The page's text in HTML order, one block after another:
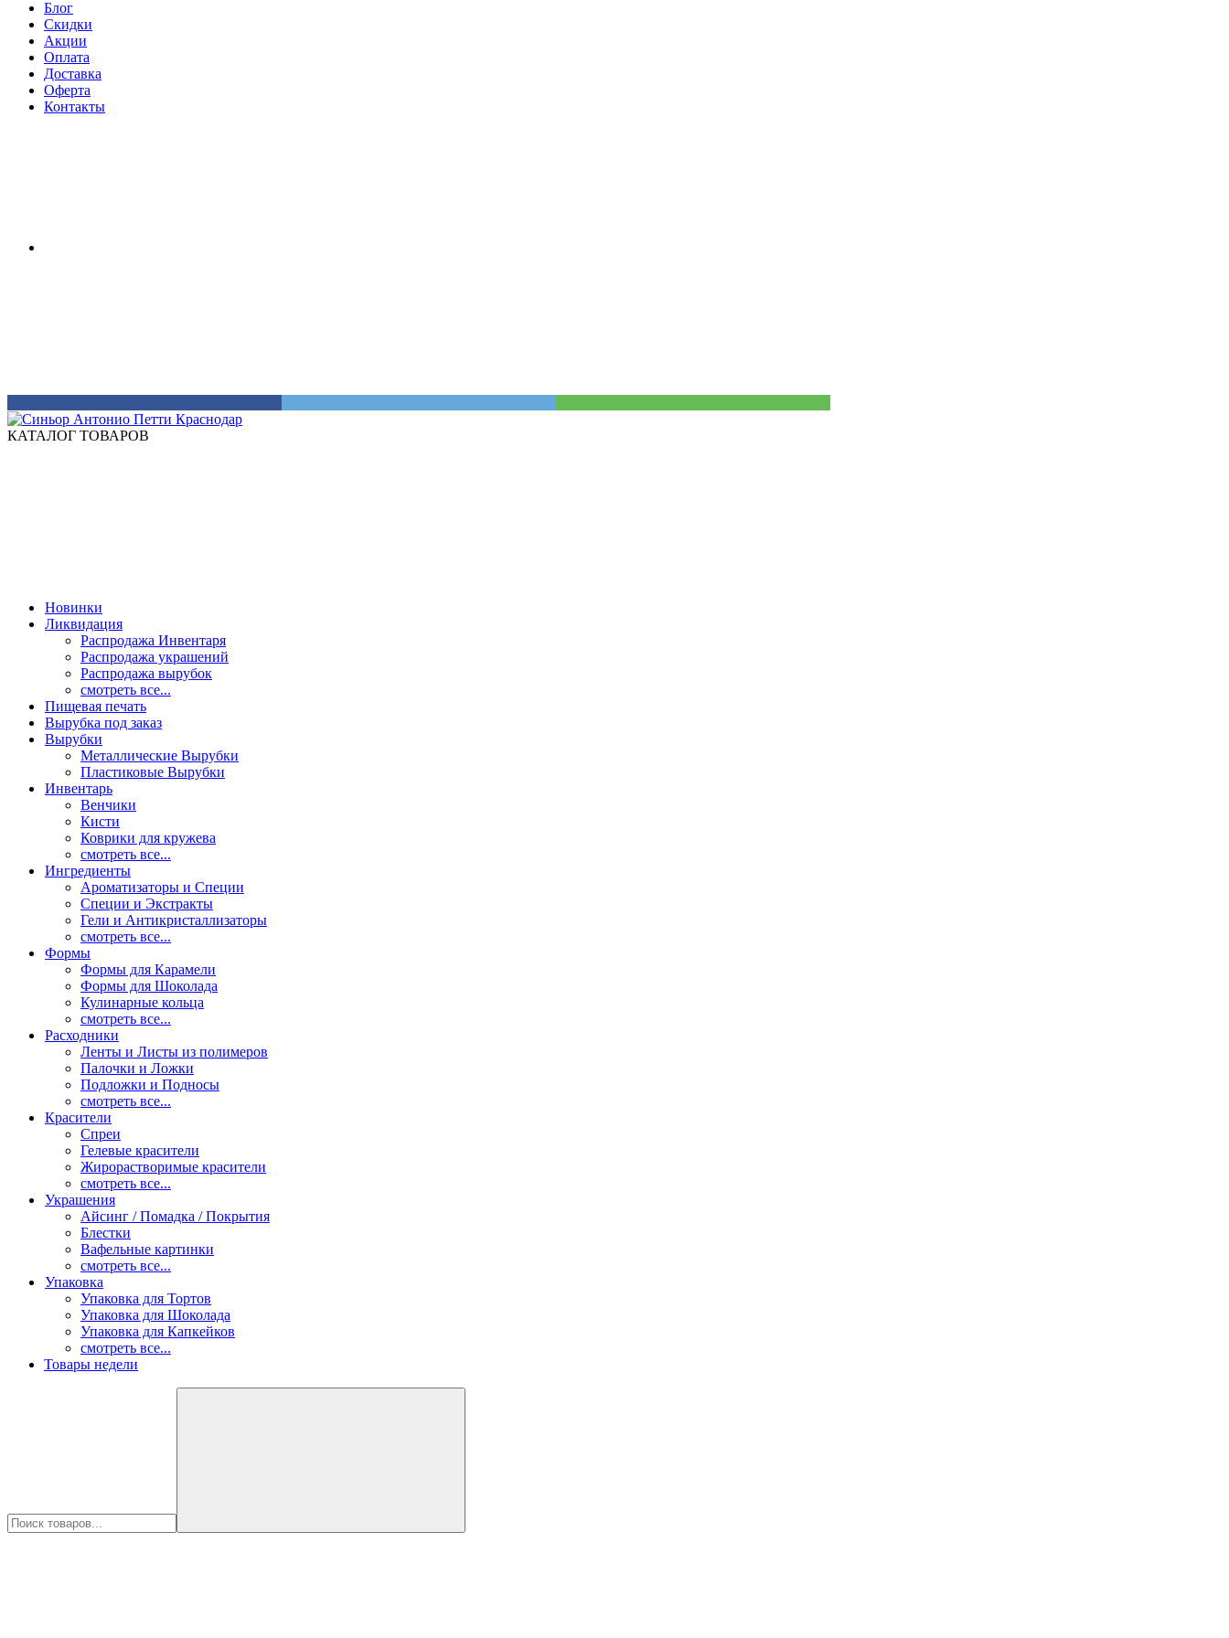
Блог
Скидки
Акции
Оплата
Доставка
Оферта
Контакты
КАТАЛОГ ТОВАРОВ
Новинки
Ликвидация
Распродажа Инвентаря
Распродажа украшений
Распродажа вырубок
смотреть все...
Пищевая печать
Вырубка под заказ
Вырубки
Металлические Вырубки
Пластиковые Вырубки
Инвентарь
Венчики
Кисти
Коврики для кружева
смотреть все...
Ингредиенты
Ароматизаторы и Специи
Специи и Экстракты
Гели и Антикристаллизаторы
смотреть все...
Формы
Формы для Карамели
Формы для Шоколада
Кулинарные кольца
смотреть все...
Расходники
Ленты и Листы из полимеров
Палочки и Ложки
Подложки и Подносы
смотреть все...
Красители
Спреи
Гелевые красители
Жирорастворимые красители
смотреть все...
Украшения
Айсинг / Помадка / Покрытия
Блестки
Вафельные картинки
смотреть все...
Упаковка
Упаковка для Тортов
Упаковка для Шоколада
Упаковка для Капкейков
смотреть все...
Товары недели